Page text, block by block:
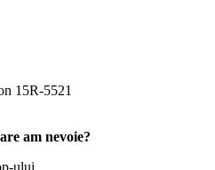
15R-5521
am nevoie?
ului.